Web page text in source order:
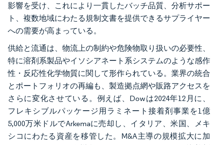
影響を受け、これにより一貫したバッチ品質、分析サポー
ト、複数地域にわたる規制文書を提供できるサプライヤー
への需要が高まっている。
供給と流通は、物流上の制約や危険物取り扱いの必要性、
特に溶剤系製品やイソシアネート系システムのような感作
性・反応性化学物質に関して形作られている。業界の統合
とポートフォリオの再編も、製造拠点網や販路アクセスを
さらに変化させている。例えば、Dowは2024年12月に、
フレキシブルパッケージ用ラミネート接着剤事業を1億
5,000万米ドルでArkemaに売却し、イタリア、米国、メキ
シコにわたる資産を移管した。M&A主導の規模拡大に加